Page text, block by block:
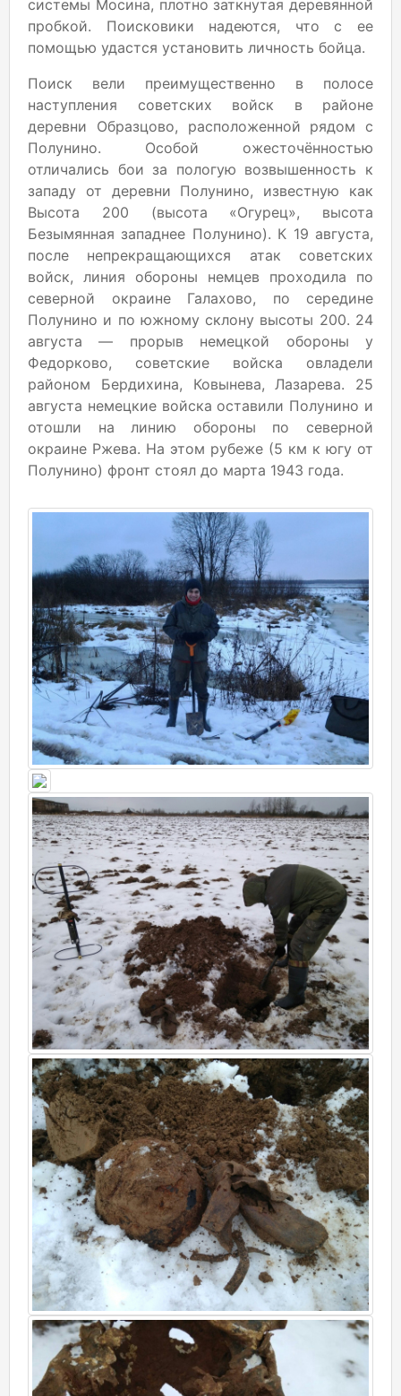
системы Мосина, плотно заткнутая деревянной
пробкой. Поисковики надеются, что с ее
помощью удастся установить личность бойца.
Поиск вели преимущественно в полосе
наступления советских войск в районе
деревни Образцово, расположенной рядом с
Полунино. Особой ожесточённостью
отличались бои за пологую возвышенность к
западу от деревни Полунино, известную как
Высота 200 (высота «Огурец», высота
Безымянная западнее Полунино). К 19 августа,
после непрекращающихся атак советских
войск, линия обороны немцев проходила по
северной окраине Галахово, по середине
Полунино и по южному склону высоты 200. 24
августа — прорыв немецкой обороны у
Федорково, советские войска овладели
районом Бердихина, Ковынева, Лазарева. 25
августа немецкие войска оставили Полунино и
отошли на линию обороны по северной
окраине Ржева. На этом рубеже (5 км к югу от
Полунино) фронт стоял до марта 1943 года.